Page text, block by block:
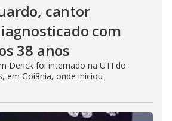
cantor
com
38 anos
Derick foi internado na UTI do
em Goiânia, onde iniciou